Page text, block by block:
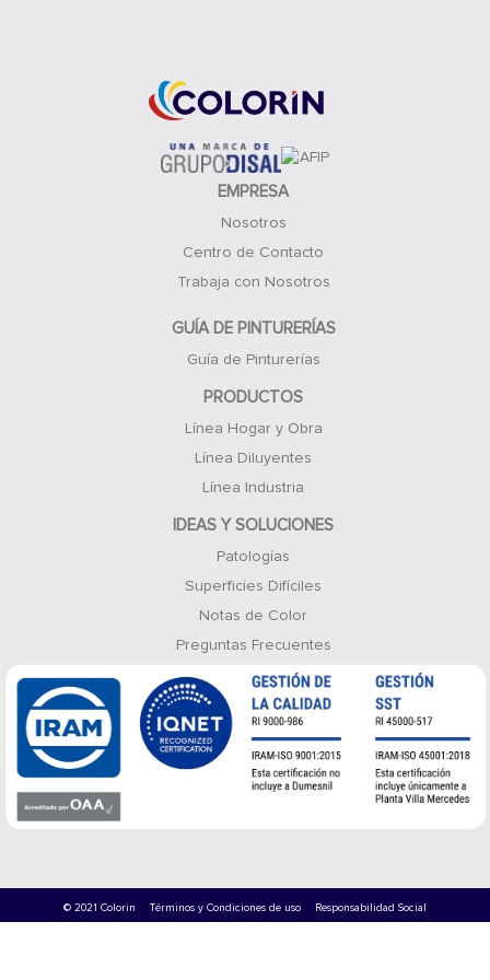
EMPRESA
Nosotros
Centro de Contacto
Trabaja con Nosotros
GUÍA DE PINTURERÍAS
Guía de Pinturerías
PRODUCTOS
Línea Hogar y Obra
Línea Diluyentes
Línea Industria
IDEAS Y SOLUCIONES
Patologías
Superficies Difíciles
Notas de Color
Preguntas Frecuentes
© 2021 Colorin Términos y Condiciones de uso Responsabilidad Social